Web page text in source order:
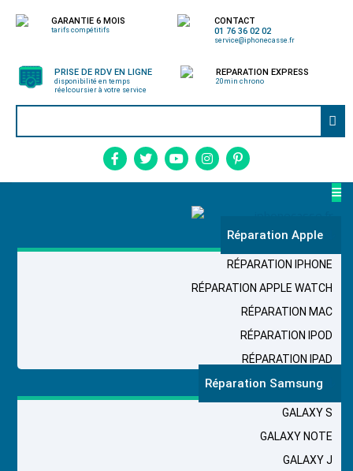
GARANTIE 6 MOIS
tarifs compétitifs
CONTACT
01 76 36 02 02
service@iphonecasse.fr
PRISE DE RDV EN LIGNE
disponibilité en temps
réelcoursier à votre service
REPARATION EXPRESS
20min chrono
Réparation Apple
RÉPARATION IPHONE
RÉPARATION APPLE WATCH
RÉPARATION MAC
RÉPARATION IPOD
RÉPARATION IPAD
Réparation Samsung
GALAXY S
GALAXY NOTE
GALAXY J